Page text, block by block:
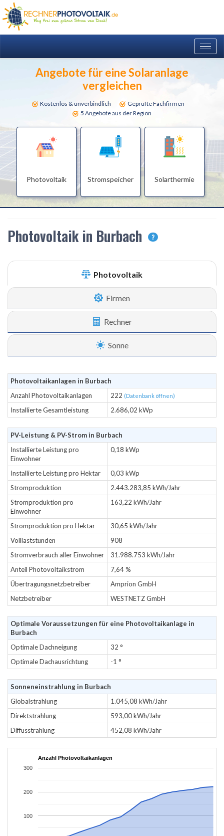
Angebote für eine Solaranlage
vergleichen
Kostenlos & unverbindlich
Geprüfte Fachfirmen
5 Angebote aus der Region
Photovoltaik Stromspeicher Solarthermie
Photovoltaik in Burbach ?
Photovoltaik
Firmen
Rechner
Sonne
Photovoltaikanlagen in Burbach
Anzahl Photovoltaikanlagen
222 (Datenbank öffnen)
Installierte Gesamtleistung 2.686,02 kWp
PV-Leistung & PV-Strom in Burbach
Installierte Leistung pro
Einwohner
0,18 kWp
Installierte Leistung pro Hektar
0,03 kWp
Stromproduktion
2.443.283,85 kWh/Jahr
Stromproduktion pro
Einwohner
163,22 kWh/Jahr
Stromproduktion pro Hektar
30,65 kWh/Jahr
Volllaststunden
908
Stromverbrauch aller Einwohner
31.988.753 kWh/Jahr
Anteil Photovoltaikstrom
7,64 %
Übertragungsnetzbetreiber
Amprion GmbH
Netzbetreiber
WESTNETZ GmbH
Optimale Voraussetzungen für eine Photovoltaikanlage in
Burbach
Optimale Dachneigung
32 °
Optimale Dachausrichtung
-1 °
Sonneneinstrahlung in Burbach
Globalstrahlung
1.045,08 kWh/Jahr
Direktstrahlung
593,00 kWh/Jahr
Diffusstrahlung
452,08 kWh/Jahr
Anzahl Photovoltaikanlagen
100
200
300